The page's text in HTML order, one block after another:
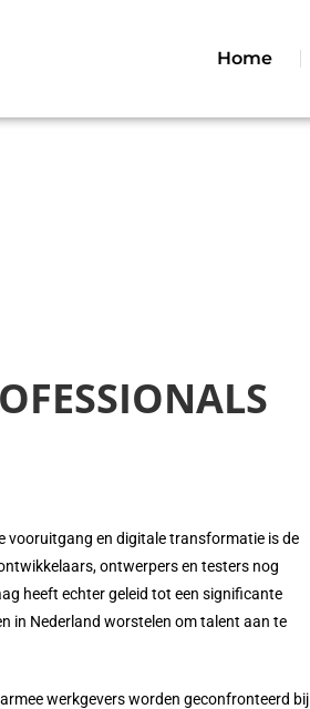
Home
vooruitgang en digitale transformatie is de
ontwerpers en testers nog
heeft echter geleid tot een significante
in Nederland worstelen om talent aan te
werkgevers worden geconfronteerd bij